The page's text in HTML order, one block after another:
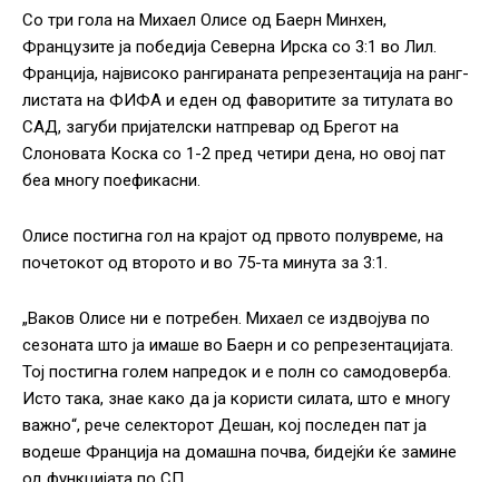
Со три гола на Михаел Олисе од Баерн Минхен,
Французите ја победија Северна Ирска со 3:1 во Лил.
Франција, највисоко рангираната репрезентација на ранг-
листата на ФИФА и еден од фаворитите за титулата во
САД, загуби пријателски натпревар од Брегот на
Слоновата Коска со 1-2 пред четири дена, но овој пат
беа многу поефикасни.
Олисе постигна гол на крајот од првото полувреме, на
почетокот од второто и во 75-та минута за 3:1.
„Ваков Олисе ни е потребен. Михаел се издвојува по
сезоната што ја имаше во Баерн и со репрезентацијата.
Тој постигна голем напредок и е полн со самодоверба.
Исто така, знае како да ја користи силата, што е многу
важно“, рече селекторот Дешан, кој последен пат ја
водеше Франција на домашна почва, бидејќи ќе замине